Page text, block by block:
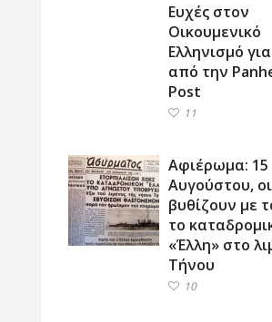
Ευχές στον
Οικουμενικό
Ελληνισμό
από την
Post
11
Αφιέρωμα: 15
Αυγούστου, οι
βυθίζουν με
το
«Έλλη» στο
Τήνου
10